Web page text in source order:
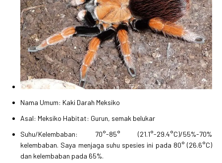
Nama Umum: Kaki Darah Meksiko
Asal: Meksiko Habitat: Gurun, semak belukar
Suhu/Kelembaban: 70°-85° (21.1°-29.4°C)/55%-70%
kelembaban. Saya menjaga suhu spesies ini pada 80° (26.6°C)
dan kelembaban pada 65%.